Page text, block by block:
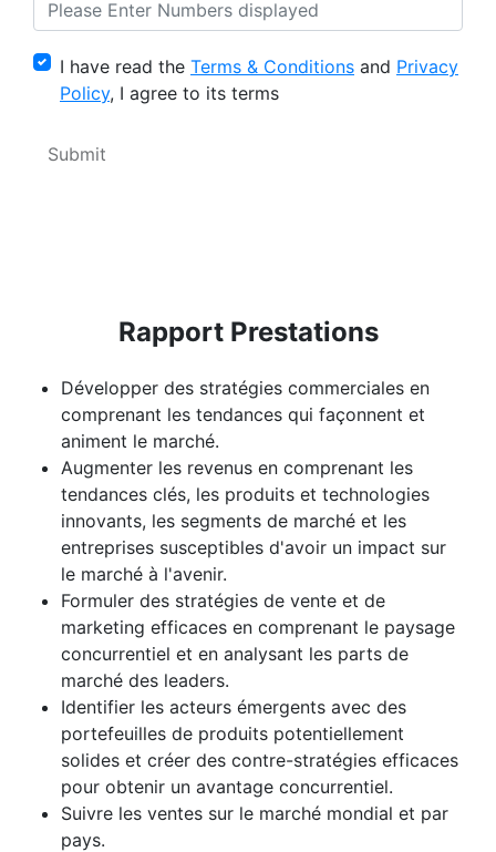
I have read the Terms & Conditions and Privacy
Policy, I agree to its terms
Rapport Prestations
Développer des stratégies commerciales en
comprenant les tendances qui façonnent et
animent le marché.
Augmenter les revenus en comprenant les
tendances clés, les produits et technologies
innovants, les segments de marché et les
entreprises susceptibles d'avoir un impact sur
le marché à l'avenir.
Formuler des stratégies de vente et de
marketing efficaces en comprenant le paysage
concurrentiel et en analysant les parts de
marché des leaders.
Identifier les acteurs émergents avec des
portefeuilles de produits potentiellement
solides et créer des contre-stratégies efficaces
pour obtenir un avantage concurrentiel.
Suivre les ventes sur le marché mondial et par
pays.